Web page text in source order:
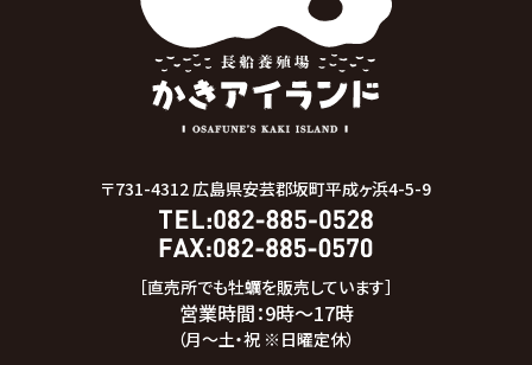
〒731-4312 広島県安芸郡坂町平成ヶ浜4-5-9
［直売所でも牡蠣を販売しています］
営業時間：9時～17時
（月～土・祝 ※日曜定休）